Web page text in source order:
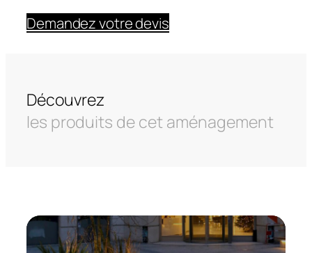
Demandez votre devis
Découvrez
les produits de cet aménagement